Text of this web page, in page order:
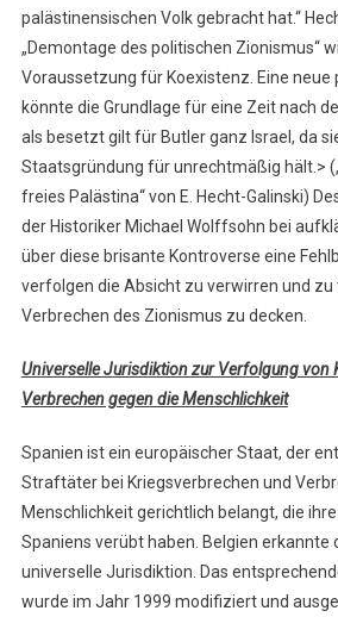
palästinensischen Volk gebracht hat.“
„Demontage des politischen Zionismus“
Voraussetzung für Koexistenz. Eine neue
könnte die Grundlage für eine Zeit nach
als besetzt gilt für Butler ganz Israel, da
Staatsgründung für unrechtmäßig hält.>
freies Palästina“ von E. Hecht-Galinski)
der Historiker Michael Wolffsohn bei
über diese brisante Kontroverse eine
verfolgen die Absicht zu verwirren und zu
Verbrechen des Zionismus zu decken.
Universelle Jurisdiktion zur Verfolgung von
Verbrechen gegen die Menschlichkeit
Spanien ist ein europäischer Staat, der
Straftäter bei Kriegsverbrechen und
Menschlichkeit gerichtlich belangt, die
Spaniens verübt haben. Belgien erkannte
universelle Jurisdiktion. Das
wurde im Jahr 1999 modifiziert und